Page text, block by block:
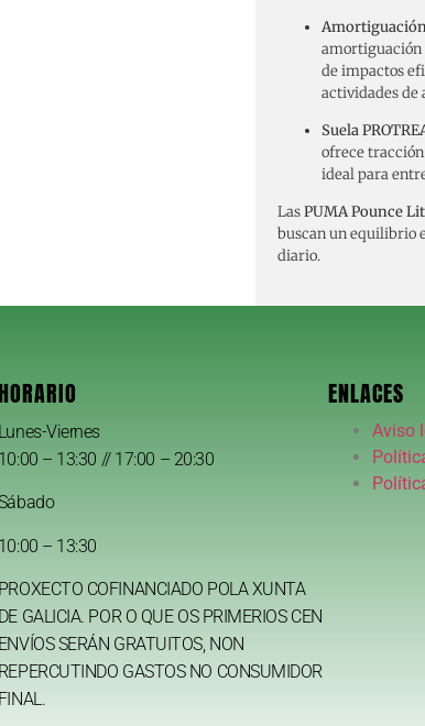
amortiguación
de impactos
actividades de
Suela
ofrece
ideal para
LasPUMA Pounce
buscan un equilibrio
diario.
Lunes-Viernes
10:00 – 13:30 // 17:00 – 20:30
10:00 – 13:30
PROXECTO COFINANCIADO POLA XUNTA
DE GALICIA. POR O QUE OS PRIMERIOS CEN
ENVÍOS SERÁN GRATUITOS, NON
REPERCUTINDO GASTOS NO CONSUMIDOR
FINAL.
ENLACES
Aviso